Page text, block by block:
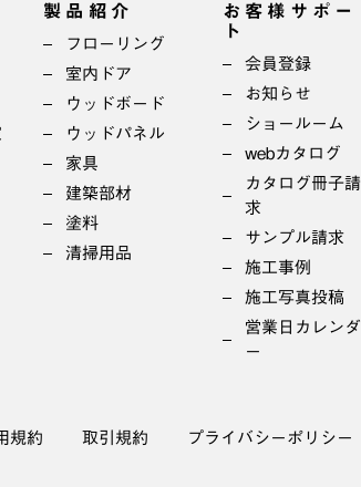
製品紹介
フローリング
室内ドア
ウッドボード
ウッドパネル
家具
建築部材
塗料
清掃用品
お客様サポー
ト
会員登録
お知らせ
ショールーム
webカタログ
カタログ冊子請
求
サンプル請求
施工事例
施工写真投稿
営業日カレンダ
ー
規約 取引規約 プライバシーポリシー